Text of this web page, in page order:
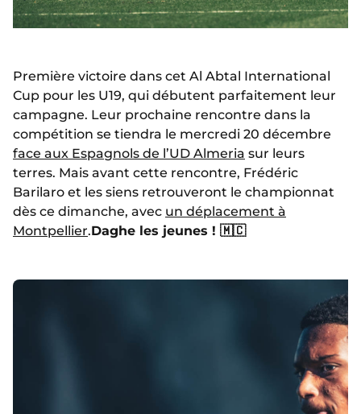
Première victoire dans cet Al Abtal International
Cup pour les U19, qui débutent parfaitement leur
campagne. Leur prochaine rencontre dans la
compétition se tiendra le mercredi 20 décembre
face aux Espagnols de l’UD Almeria sur leurs
terres. Mais avant cette rencontre, Frédéric
Barilaro et les siens retrouveront le championnat
dès ce dimanche, avec un déplacement à
Montpellier.Daghe les jeunes ! 🇲🇨